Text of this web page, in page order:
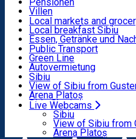
Essen, Getränke & Nachtleben
Transport & Parken
Live Webcams
Touristeninfo
Reiseführer
Guided tours
Local publication
Schönheitssalon
Loc de joacă indoor
Loc de joacă outdoor
Ski
Eislaufen
Yoga
Villen
Hostels
Motels
Camping
Zimmer zu vermieten
Wohnungen
Unterkunft außerhalb von
Local markets and
Local breakfast Sibiu
Essen, Getränke und
Pizza
Fast Food
Kaffeestube
Konditorei
Pub, Bar
Nachtclubs
Bäckerei
Public Transport
Green Line
Autovermietung
Fahrad verleih
Scooter rentals
Taxi
Ride Sharing
Park-Tickets
Parkplätze
Ladestationen für
Sibiu
View of Sibiu from
Arena Platoș
Live Webcams
Sibiu
View of Sibiu from
Arena Platoș
Home Street art
Regele Ferdinand